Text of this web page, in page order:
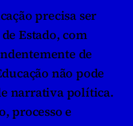
precisa ser
Estado, com
de
não pode
narrativa política.
processo e